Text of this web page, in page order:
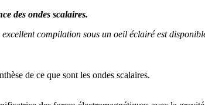
des ondes scalaires.
compilation sous un oeil éclairé est
de ce que sont les ondes scalaires.